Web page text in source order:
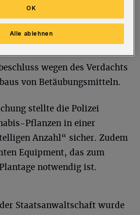
Im Zuge der Ermittlungen
Richter am Amtsgericht
informierten
einen
wegen des Verdachts
von Betäubungsmitteln.
stellte die Polizei
Pflanzen in einer
Anzahl“ sicher. Zudem
Equipment, das zum
notwendig ist.
Staatsanwaltschaft wurde
Alle ablehnen
OK